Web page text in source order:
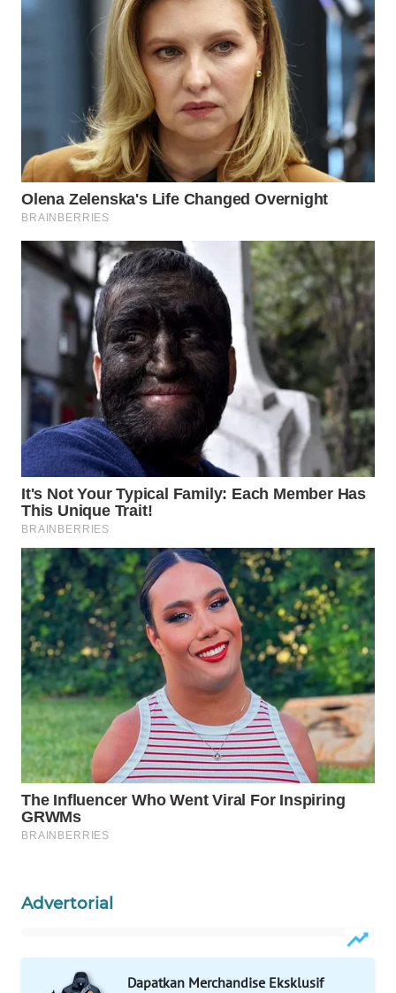
Advertorial
Dapatkan Merchandise Eksklusif
PRIANGAN
SEMARANG
WN
SOLO
WN
BOROBUDUR
WN
MADURA
WN
SURABAYA
WN
NATUNA
WN
BINTAN
WN
MANDALIKA
WN
LIKUPANG
WN
LABUANBAJO
WN
BORNEO
Wahana
Media
NEWS